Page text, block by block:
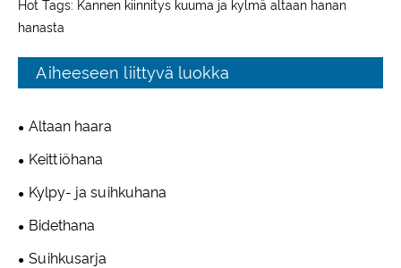
Hot Tags: Kannen kiinnitys kuuma ja kylmä altaan hanan
hanasta
Aiheeseen liittyvä luokka
Altaan haara
Keittiöhana
Kylpy- ja suihkuhana
Bidethana
Suihkusarja